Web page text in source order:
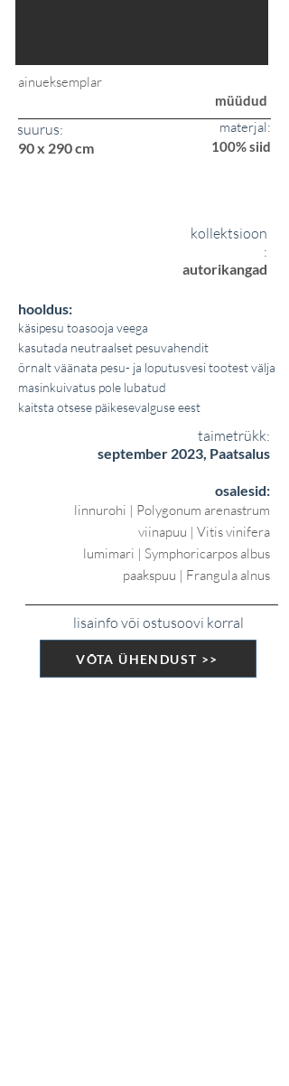
ainueksemplar
müüdud
suurus:
materjal:
90 x 290 cm
100% siid
kollektsioon
:
autorikangad
hooldus:
käsipesu toasooja veega
kasutada neutraalset pesuvahendit
õrnalt väänata pesu- ja loputusvesi tootest välja
masinkuivatus pole lubatud
kaitsta otsese päikesevalguse eest
taimetrükk:
september 2023, Paatsalus
osalesid:
linnurohi | Polygonum arenastrum
viinapuu | Vitis vinifera
lumimari | Symphoricarpos albus
paakspuu | Frangula alnus
lisainfo või ostusoovi korral
VÕTA ÜHENDUST >>